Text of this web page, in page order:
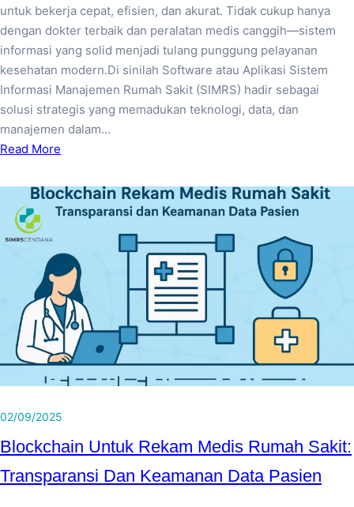
untuk bekerja cepat, efisien, dan akurat. Tidak cukup hanya
dengan dokter terbaik dan peralatan medis canggih—sistem
informasi yang solid menjadi tulang punggung pelayanan
kesehatan modern.Di sinilah Software atau Aplikasi Sistem
Informasi Manajemen Rumah Sakit (SIMRS) hadir sebagai
solusi strategis yang memadukan teknologi, data, dan
manajemen dalam…
Read More
02/09/2025
Blockchain Untuk Rekam Medis Rumah Sakit:
Transparansi Dan Keamanan Data Pasien